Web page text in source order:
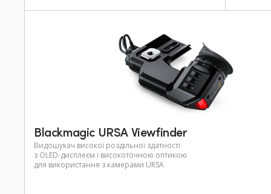
Blackmagic URSA Viewfinder
Видошукач високої роздільної здатності
з OLED-дисплеєм і високоточною оптикою
для використання з камерами URSA